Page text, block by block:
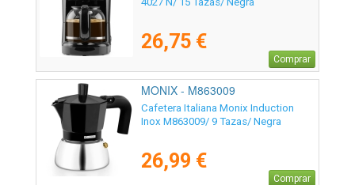
26,75 €
Comprar
MONIX - M863009
Cafetera Italiana Monix Induction
Inox M863009/ 9 Tazas/ Negra
26,99 €
Comprar